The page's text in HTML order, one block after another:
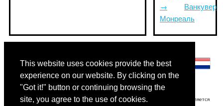
This website uses cookies provide the best
experience on our website. By clicking on the
"Got it!" button or continuing browsing the
site, you agree to the use of cookies.
→
Монреаль
Ванкувер
Отказ от ответственности: Информация, отображаемая на этом сайте, является